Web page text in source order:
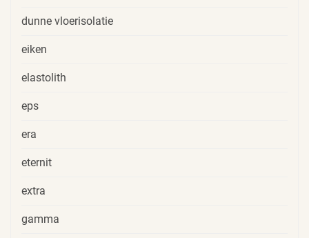
dunne vloerisolatie
eiken
elastolith
eps
era
eternit
extra
gamma